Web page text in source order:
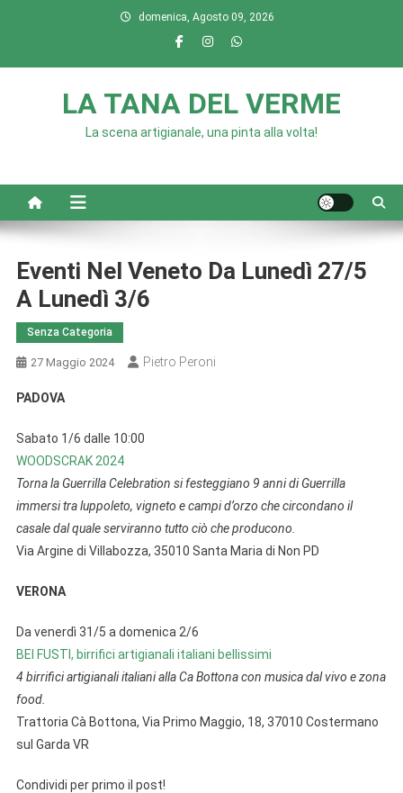
domenica, Agosto 09, 2026
LA TANA DEL VERME
La scena artigianale, una pinta alla volta!
Eventi Nel Veneto Da Lunedì 27/5
A Lunedì 3/6
Senza Categoria
27 Maggio 2024 Pietro Peroni
PADOVA
Sabato 1/6 dalle 10:00
WOODSCRAK 2024
Torna la Guerrilla Celebration si festeggiano 9 anni di Guerrilla
immersi tra luppoleto, vigneto e campi d’orzo che circondano il
casale dal quale serviranno tutto ciò che producono.
Via Argine di Villabozza, 35010 Santa Maria di Non PD
VERONA
Da venerdì 31/5 a domenica 2/6
BEI FUSTI, birrifici artigianali italiani bellissimi
4 birrifici artigianali italiani alla Ca Bottona con musica dal vivo e zona
food.
Trattoria Cà Bottona, Via Primo Maggio, 18, 37010 Costermano
sul Garda VR
Condividi per primo il post!